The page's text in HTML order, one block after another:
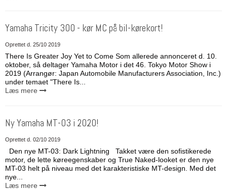
Yamaha Tricity 300 - kør MC på bil-kørekort!
Oprettet d. 25/10 2019
There Is Greater Joy Yet to Come Som allerede annonceret d. 10.
oktober, så deltager Yamaha Motor i det 46. Tokyo Motor Show i
2019 (Arrangør: Japan Automobile Manufacturers Association, Inc.)
under temaet "There Is...
Læs mere
Ny Yamaha MT-03 i 2020!
Oprettet d. 02/10 2019
Den nye MT-03: Dark Lightning Takket være den sofistikerede
motor, de lette køreegenskaber og True Naked-looket er den nye
MT-03 helt på niveau med det karakteristiske MT-design. Med det
nye...
Læs mere